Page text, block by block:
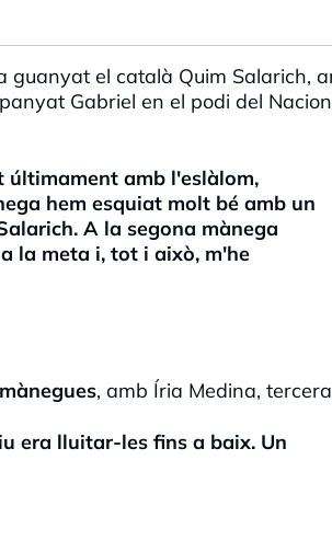
guanyat el català Quim Salarich,
Gabriel en el podi del
últimament amb l'eslàlom,
hem esquiat molt bé amb un
A la segona mànega
la meta i, tot i això, m'he
, amb Íria Medina,
era lluitar-les fins a baix. Un